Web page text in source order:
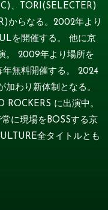
、TORI(SELECTER)
からなる。2002年より
を開催する。 他に京
。 2009年より場所を
無料開催する。 2024
わり新体制となる。
ROCKERS に出演中。
に現場をBOSSする京
全タイトルとも